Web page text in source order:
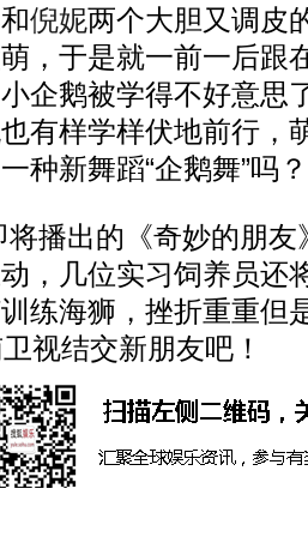
和倪妮两个大胆又调皮
，于是就一前一后跟
企鹅被学得不好意思
有样学样伏地前行，
种新舞蹈“企鹅舞”吗？
出的《奇妙的朋友
，几位实习饲养员还
练海狮，挫折重重但
视结交新朋友吧！